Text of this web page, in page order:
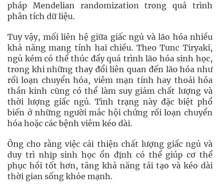
pháp Mendelian randomization trong quá trình
phân tích dữ liệu.
Tuy vậy, mối liên hệ giữa giấc ngủ và lão hóa nhiều
khả năng mang tính hai chiều. Theo Tunc Tiryaki,
ngủ kém có thể thúc đẩy quá trình lão hóa sinh học,
trong khi những thay đổi liên quan đến lão hóa như
rối loạn chuyển hóa, viêm mạn tính hay thoái hóa
thần kinh cũng có thể làm suy giảm chất lượng và
thời lượng giấc ngủ. Tình trạng này đặc biệt phổ
biến ở những người mắc hội chứng rối loạn chuyển
hóa hoặc các bệnh viêm kéo dài.
Ông cho rằng việc cải thiện chất lượng giấc ngủ và
duy trì nhịp sinh học ổn định có thể giúp cơ thể
phục hồi tốt hơn, tăng khả năng tái tạo và kéo dài
thời gian sống khỏe mạnh.